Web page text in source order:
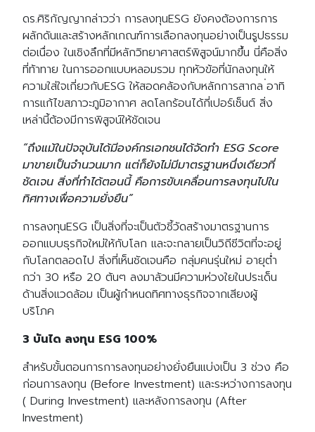
ดร.ศิริกัญญากล่าวว่า การลงทุนESG ยังคงต้องการการ
ผลักดันและสร้างหลักเกณฑ์การเลือกลงทุนอย่างเป็นรูปธรรม
ต่อเนื่อง ในเชิงลึกที่มีหลักวิทยาศาสตร์พิสูจน์มากขึ้น นี่คือสิ่ง
ที่ท้าทาย ในการออกแบบหลอมรวม ทุกหัวข้อที่นักลงทุนให้
ความใส่ใจเกี่ยวกับESG ให้สอดคล้องกับหลักการสากล ่อาทิ
การแก้ไขสภาวะภูมิอากาศ ลดโลกร้อนได้กี่เปอร์เซ็นต์ สิ่ง
เหล่านี้ต้องมีการพิสูจน์ให้ชัดเจน
“ถึงแม้ในปัจจุบันได้มีองค์กรเอกชนได้จัดทำ ESG Score
มาขายเป็นจำนวนมาก แต่ก็ยังไม่มีมาตรฐานหนึ่งเดียวที่
ชัดเจน สิ่งที่ทำได้ตอนนี้ คือการขับเคลื่อนการลงทุนไปใน
ทิศทางเพื่อความยั่งยืน”
การลงทุนESG เป็นสิ่งที่จะเป็นตัวชี้วัดสร้างมาตรฐานการ
ออกแบบธุรกิจใหม่ให้กับโลก และจะกลายเป็นวิถีชีวิตที่จะอยู่
กับโลกตลอดไป สิ่งที่เห็นชัดเจนคือ กลุ่มคนรุ่นใหม่ อายุต่ำ
กว่า 30 หรือ 20 ต้นๆ ลงมาล้วนมีความห่วงใยในประเด็น
ด้านสิ่งแวดล้อม เป็นผู้กำหนดทิศทางธุรกิจจากเสียงผู้
บริโภค
3 บันได ลงทุน ESG 100%
สำหรับขั้นตอนการการลงทุนอย่างยั่งยืนแบ่งเป็น 3 ช่วง คือ
ก่อนการลงทุน (Before Investment) และระหว่างการลงทุน
( During Investment) และหลังการลงทุน (After
Investment)